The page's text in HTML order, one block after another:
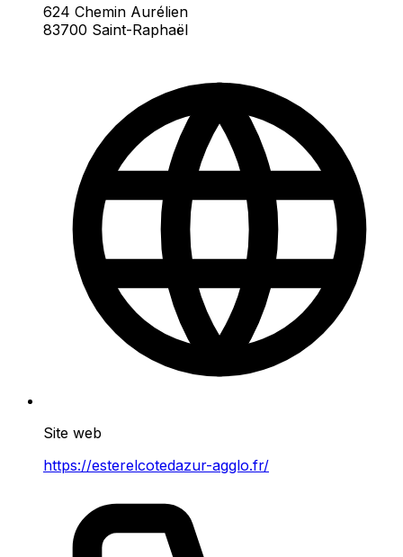
624 Chemin Aurélien
83700 Saint-Raphaël
Site web
https://esterelcotedazur-agglo.fr/